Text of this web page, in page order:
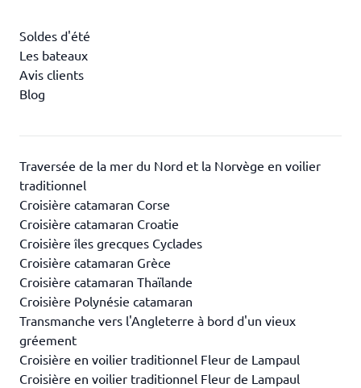
Soldes d'été
Les bateaux
Avis clients
Blog
Traversée de la mer du Nord et la Norvège en voilier
traditionnel
Croisière catamaran Corse
Croisière catamaran Croatie
Croisière îles grecques Cyclades
Croisière catamaran Grèce
Croisière catamaran Thaïlande
Croisière Polynésie catamaran
Transmanche vers l'Angleterre à bord d'un vieux
gréement
Croisière en voilier traditionnel Fleur de Lampaul
Croisière en voilier traditionnel Fleur de Lampaul